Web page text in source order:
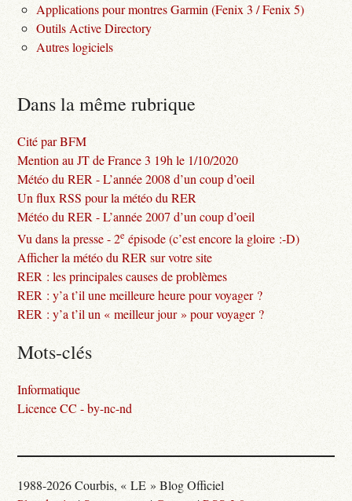
Applications pour montres Garmin (Fenix 3 / Fenix 5)
Outils Active Directory
Autres logiciels
Dans la même rubrique
Cité par BFM
Mention au JT de France 3 19h le 1/10/2020
Météo du RER - L’année 2008 d’un coup d’oeil
Un flux RSS pour la météo du RER
Météo du RER - L’année 2007 d’un coup d’oeil
Vu dans la presse - 2e épisode (c’est encore la gloire :-D)
Afficher la météo du RER sur votre site
RER : les principales causes de problèmes
RER : y’a t’il une meilleure heure pour voyager ?
RER : y’a t’il un « meilleur jour » pour voyager ?
Mots-clés
Informatique
Licence CC - by-nc-nd
1988-2026 Courbis, « LE » Blog Officiel